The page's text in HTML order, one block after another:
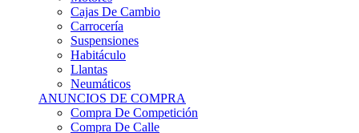
Cajas De Cambio
Carrocería
Suspensiones
Habitáculo
Llantas
Neumáticos
ANUNCIOS DE COMPRA
Compra De Competición
Compra De Calle